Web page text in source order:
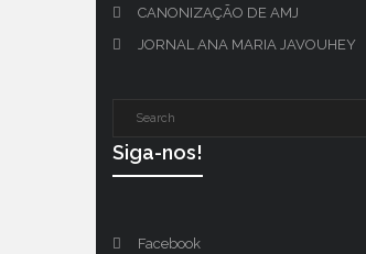
CANONIZAÇÃO DE AMJ
JORNAL ANA MARIA JAVOUHEY
Siga-nos!
Facebook